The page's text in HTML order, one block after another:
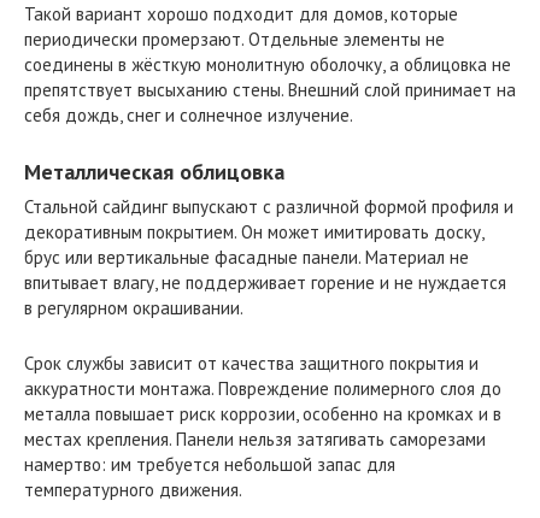
Такой вариант хорошо подходит для домов, которые
периодически промерзают. Отдельные элементы не
соединены в жёсткую монолитную оболочку, а облицовка не
препятствует высыханию стены. Внешний слой принимает на
себя дождь, снег и солнечное излучение.
Металлическая облицовка
Стальной сайдинг выпускают с различной формой профиля и
декоративным покрытием. Он может имитировать доску,
брус или вертикальные фасадные панели. Материал не
впитывает влагу, не поддерживает горение и не нуждается
в регулярном окрашивании.
Срок службы зависит от качества защитного покрытия и
аккуратности монтажа. Повреждение полимерного слоя до
металла повышает риск коррозии, особенно на кромках и в
местах крепления. Панели нельзя затягивать саморезами
намертво: им требуется небольшой запас для
температурного движения.